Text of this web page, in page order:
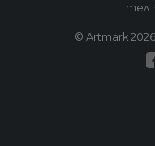
тел:
© Artmark